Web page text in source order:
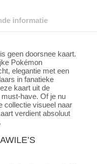
informatie
geen doorsnee kaart.
Pokémon
elegantie met een
in fanatieke
kaart uit de
have. Of je nu
collectie visueel naar
verdient absoluut